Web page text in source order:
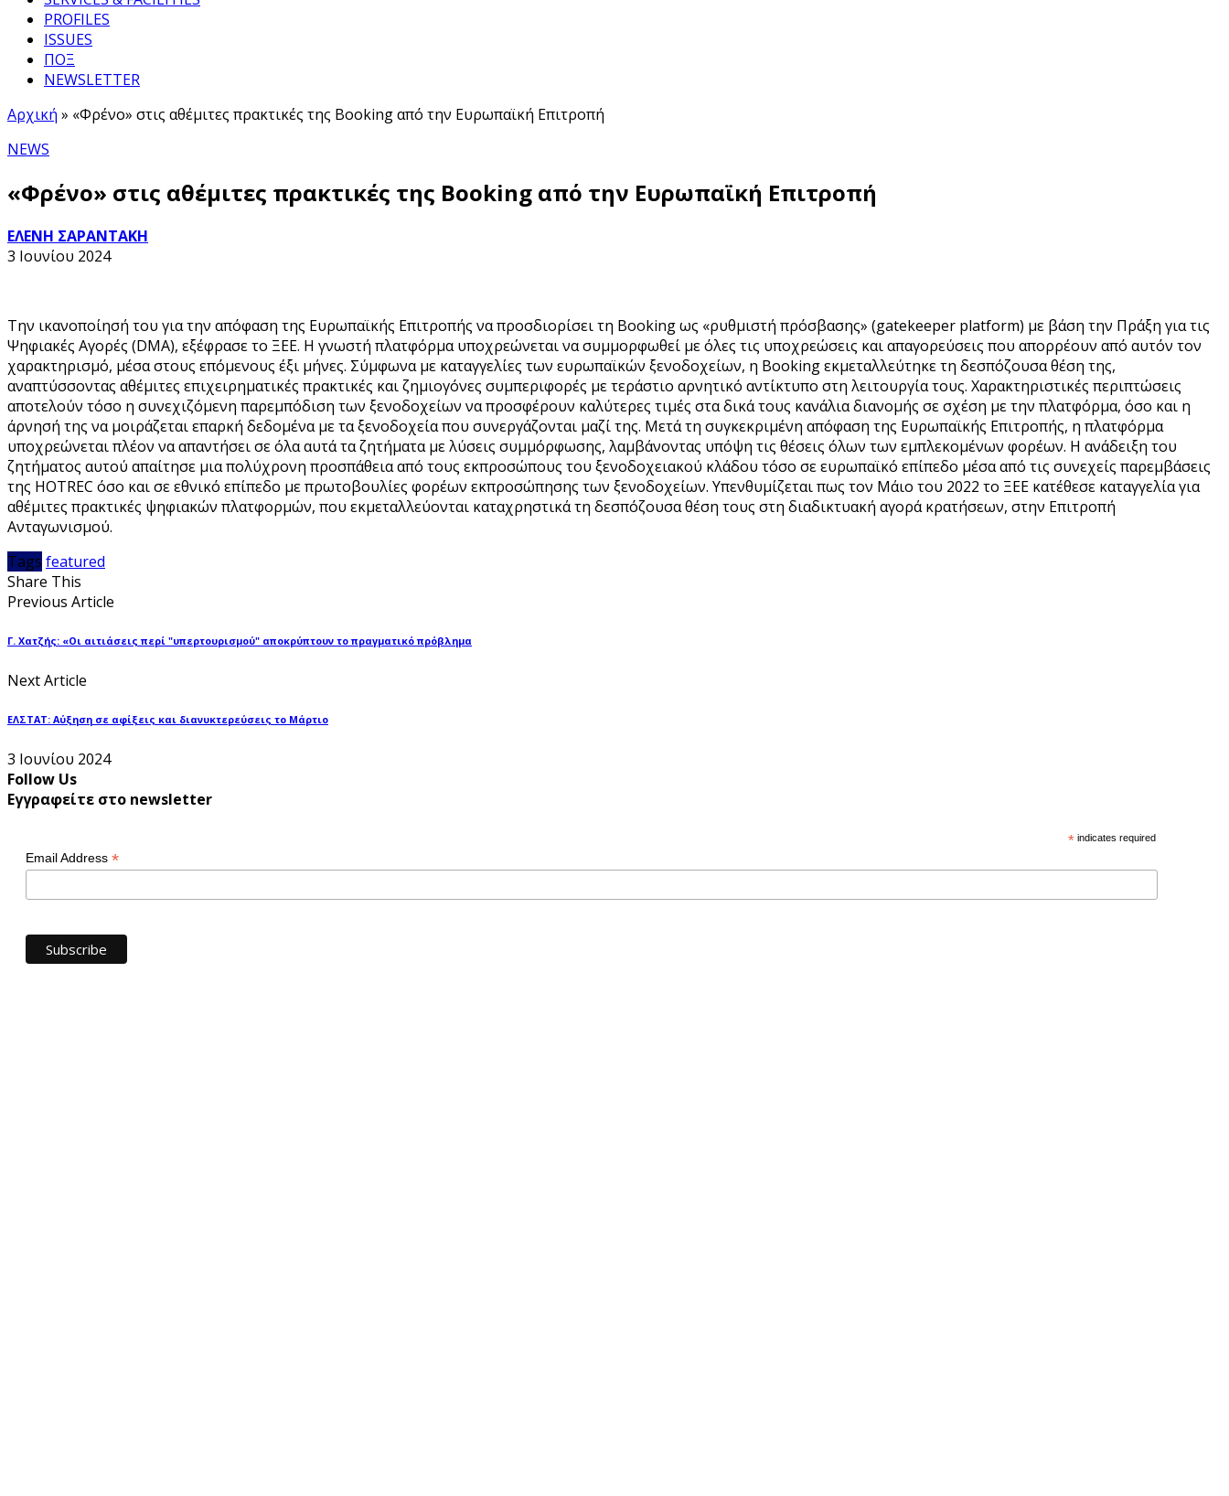
PROFILES
ISSUES
ΠΟΞ
NEWSLETTER
Αρχική » «Φρένο» στις αθέμιτες πρακτικές της Booking από την Ευρωπαϊκή Επιτροπή
NEWS
«Φρένο» στις αθέμιτες πρακτικές της Booking από την Ευρωπαϊκή Επιτροπή
ΕΛΕΝΗ ΣΑΡΑΝΤΑΚΗ
3 Ιουνίου 2024
Την ικανοποίησή του για την απόφαση της Ευρωπαϊκής Επιτροπής να προσδιορίσει τη Booking ως «ρυθμιστή πρόσβασης» (gatekeeper platform) με βάση την Πράξη για τις
Ψηφιακές Αγορές (DMA), εξέφρασε το ΞΕΕ. Η γνωστή πλατφόρμα υποχρεώνεται να συμμορφωθεί με όλες τις υποχρεώσεις και απαγορεύσεις που απορρέουν από αυτόν τον
χαρακτηρισμό, μέσα στους επόμενους έξι μήνες. Σύμφωνα με καταγγελίες των ευρωπαϊκών ξενοδοχείων, η Booking εκμεταλλεύτηκε τη δεσπόζουσα θέση της,
αναπτύσσοντας αθέμιτες επιχειρηματικές πρακτικές και ζημιογόνες συμπεριφορές με τεράστιο αρνητικό αντίκτυπο στη λειτουργία τους. Χαρακτηριστικές περιπτώσεις
αποτελούν τόσο η συνεχιζόμενη παρεμπόδιση των ξενοδοχείων να προσφέρουν καλύτερες τιμές στα δικά τους κανάλια διανομής σε σχέση με την πλατφόρμα, όσο και η
άρνησή της να μοιράζεται επαρκή δεδομένα με τα ξενοδοχεία που συνεργάζονται μαζί της. Μετά τη συγκεκριμένη απόφαση της Ευρωπαϊκής Επιτροπής, η πλατφόρμα
υποχρεώνεται πλέον να απαντήσει σε όλα αυτά τα ζητήματα με λύσεις συμμόρφωσης, λαμβάνοντας υπόψη τις θέσεις όλων των εμπλεκομένων φορέων. Η ανάδειξη του
ζητήματος αυτού απαίτησε μια πολύχρονη προσπάθεια από τους εκπροσώπους του ξενοδοχειακού κλάδου τόσο σε ευρωπαϊκό επίπεδο μέσα από τις συνεχείς παρεμβάσεις
της HOTREC όσο και σε εθνικό επίπεδο με πρωτοβουλίες φορέων εκπροσώπησης των ξενοδοχείων. Υπενθυμίζεται πως τον Μάιο του 2022 το ΞΕΕ κατέθεσε καταγγελία για
αθέμιτες πρακτικές ψηφιακών πλατφορμών, που εκμεταλλεύονται καταχρηστικά τη δεσπόζουσα θέση τους στη διαδικτυακή αγορά κρατήσεων, στην Επιτροπή
Ανταγωνισμού.
Tags featured
Share This
Previous Article
Γ. Χατζής: «Οι αιτιάσεις περί "υπερτουρισμού" αποκρύπτουν το πραγματικό πρόβλημα
Next Article
ΕΛΣΤΑΤ: Αύξηση σε αφίξεις και διανυκτερεύσεις το Μάρτιο
3 Ιουνίου 2024
Follow Us
Εγγραφείτε στο newsletter
* indicates required
Email Address *